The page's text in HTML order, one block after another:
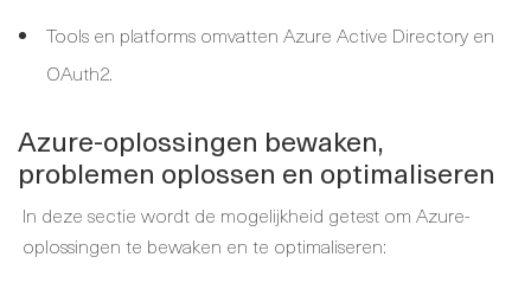
Tools en platforms omvatten Azure Active Directory en
OAuth2.
Azure-oplossingen bewaken,
problemen oplossen en optimaliseren
In deze sectie wordt de mogelijkheid getest om Azure-
oplossingen te bewaken en te optimaliseren: